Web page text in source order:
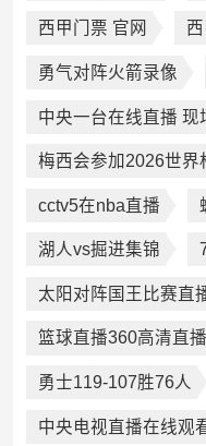
西甲门票 官网
勇气对阵火箭录像
中央一台在线直播 现
梅西会参加2026世界
cctv5在nba直播
湖人vs掘进集锦
太阳对阵国王比赛直
篮球直播360高清直播
勇士119-107胜76人
中央电视直播在线观